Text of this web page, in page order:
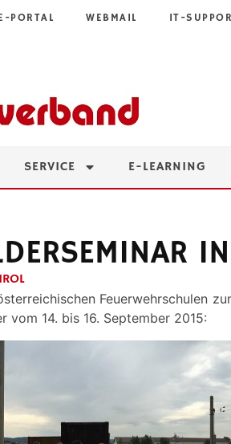
PORTAL WEBMAIL IT-
SERVICE E-LEARNING
Feuerwehrschulen
vom 14. bis 16. September 2015: